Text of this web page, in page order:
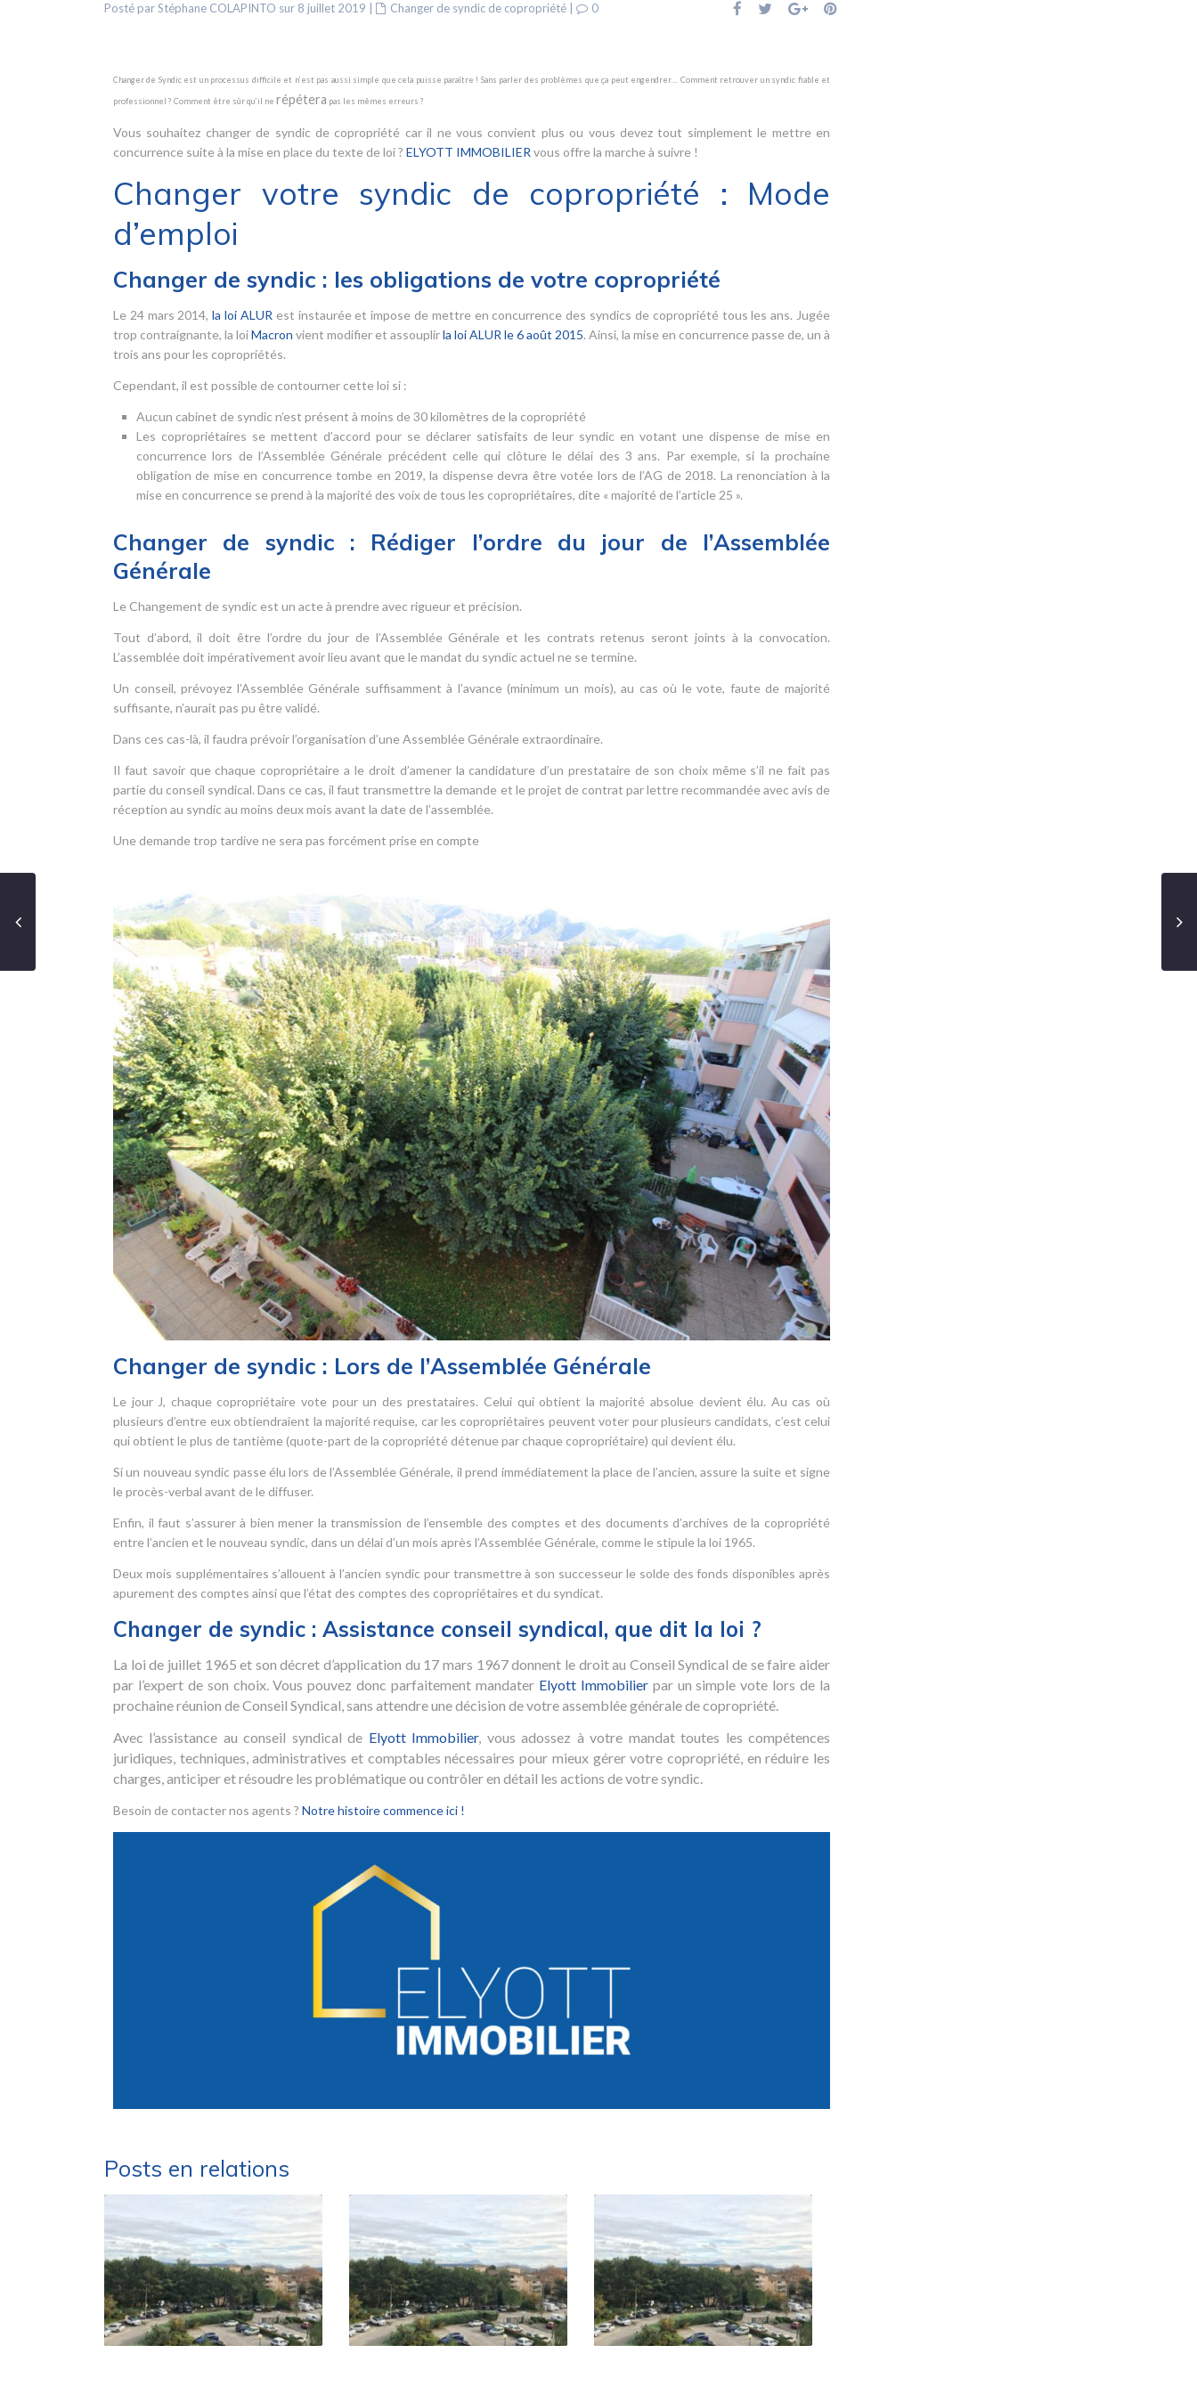
Posté par Stéphane COLAPINTO sur 8 juillet 2019 Changer de syndic de copropriété 0
Changer de Syndic est un processus difficile et n’est pas aussi simple que cela puisse paraître ! Sans parler des problèmes que ça peut engendrer… Comment retrouver un syndic fiable et
professionnel ? Comment être sûr qu’il ne répétera pas les mêmes erreurs ?
Vous souhaitez changer de syndic de copropriété car il ne vous convient plus ou vous devez tout simplement le mettre en
concurrence suite à la mise en place du texte de loi ? ELYOTT IMMOBILIER vous offre la marche à suivre !
Changer votre syndic de copropriété : Mode
d’emploi
Changer de syndic : les obligations de votre copropriété
Le 24 mars 2014,la loi ALUR est instaurée et impose de mettre en concurrence des syndics de copropriété tous les ans. Jugée
trop contraignante, la loiMacron vient modifier et assouplirla loi ALUR le 6 août 2015. Ainsi, la mise en concurrence passe de, un à
trois ans pour les copropriétés.
Cependant, il est possible de contourner cette loi si :
Aucun cabinet de syndic n’est présent à moins de 30 kilomètres de la copropriété
Les copropriétaires se mettent d’accord pour se déclarer satisfaits de leur syndic en votant une dispense de mise en
concurrence lors de l’Assemblée Générale précédent celle qui clôture le délai des 3 ans. Par exemple, si la prochaine
obligation de mise en concurrence tombe en 2019, la dispense devra être votée lors de l’AG de 2018. La renonciation à la
mise en concurrence se prend à la majorité des voix de tous les copropriétaires, dite « majorité de l’article 25 ».
Changer de syndic : Rédiger l’ordre du jour de l’Assemblée
Générale
Le Changement de syndic est un acte à prendre avec rigueur et précision.
Tout d’abord, il doit être l’ordre du jour de l’Assemblée Générale et les contrats retenus seront joints à la convocation.
L’assemblée doit impérativement avoir lieu avant que le mandat du syndic actuel ne se termine.
Un conseil, prévoyez l’Assemblée Générale suffisamment à l’avance (minimum un mois), au cas où le vote, faute de majorité
suffisante, n’aurait pas pu être validé.
Dans ces cas-là, il faudra prévoir l’organisation d’une Assemblée Générale extraordinaire.
Il faut savoir que chaque copropriétaire a le droit d’amener la candidature d’un prestataire de son choix même s’il ne fait pas
partie du conseil syndical. Dans ce cas, il faut transmettre la demande et le projet de contrat par lettre recommandée avec avis de
réception au syndic au moins deux mois avant la date de l’assemblée.
Une demande trop tardive ne sera pas forcément prise en compte
Changer de syndic : Lors de l’Assemblée Générale
Le jour J, chaque copropriétaire vote pour un des prestataires. Celui qui obtient la majorité absolue devient élu. Au cas où
plusieurs d’entre eux obtiendraient la majorité requise, car les copropriétaires peuvent voter pour plusieurs candidats, c’est celui
qui obtient le plus de tantième (quote-part de la copropriété détenue par chaque copropriétaire) qui devient élu.
Si un nouveau syndic passe élu lors de l’Assemblée Générale, il prend immédiatement la place de l’ancien, assure la suite et signe
le procès-verbal avant de le diffuser.
Enfin, il faut s’assurer à bien mener la transmission de l’ensemble des comptes et des documents d’archives de la copropriété
entre l’ancien et le nouveau syndic, dans un délai d’un mois après l’Assemblée Générale, comme le stipule la loi 1965.
Deux mois supplémentaires s’allouent à l’ancien syndic pour transmettre à son successeur le solde des fonds disponibles après
apurement des comptes ainsi que l’état des comptes des copropriétaires et du syndicat.
Changer de syndic : Assistance conseil syndical, que dit la loi ?
La loi de juillet 1965 et son décret d’application du 17 mars 1967 donnent le droit au Conseil Syndical de se faire aider
par l’expert de son choix. Vous pouvez donc parfaitement mandater Elyott Immobilierpar un simple vote lors de la
prochaine réunion de Conseil Syndical, sans attendre une décision de votre assemblée générale de copropriété.
Avec l’assistance au conseil syndical de Elyott Immobilier, vous adossez à votre mandat toutes les compétences
juridiques, techniques, administratives et comptables nécessaires pour mieux gérer votre copropriété, en réduire les
charges, anticiper et résoudre les problématique ou contrôler en détail les actions de votre syndic.
Besoin de contacter nos agents ? Notre histoire commence ici !
Posts en relations